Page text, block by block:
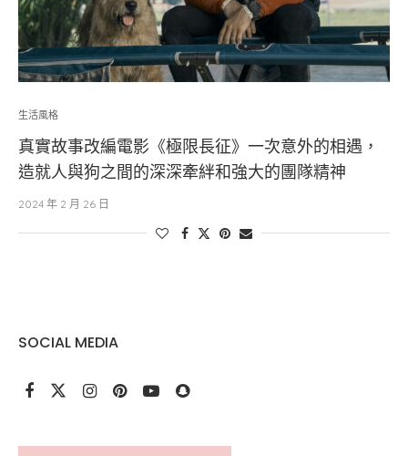
生活風格
真實故事改編電影《極限長征》一次意外的相遇，
造就人與狗之間的深深牽絆和強大的團隊精神
2024 年 2 月 26 日
SOCIAL MEDIA